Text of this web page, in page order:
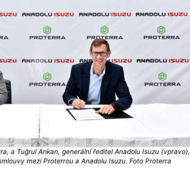
a Tuğrul Arıkan, generální ředitel Anadolu Isuzu (vpravo),
mezi Proterrou a Anadolu Isuzu. Foto Proterra